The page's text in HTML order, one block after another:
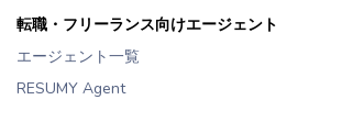
転職・フリーランス向けエージェント
エージェント一覧
RESUMY Agent